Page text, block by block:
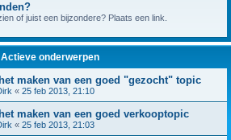
of juist een bijzondere? Plaats een link.
Actieve onderwerpen
maken van een goed "gezocht" topic
« 25 feb 2013, 21:10
maken van een goed verkooptopic
« 25 feb 2013, 21:03